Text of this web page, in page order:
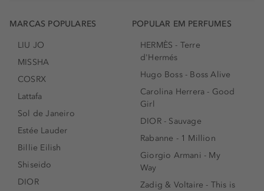
MARCAS POPULARES
LIU JO
MISSHA
COSRX
Lattafa
Sol de Janeiro
Estée Lauder
Billie Eilish
Shiseido
DIOR
POPULAR EM PERFUMES
HERMÈS - Terre
d'Hermés
Hugo Boss - Boss Alive
Carolina Herrera - Good
Girl
DIOR - Sauvage
Rabanne - 1 Million
Giorgio Armani - My
Way
Zadig & Voltaire - This is